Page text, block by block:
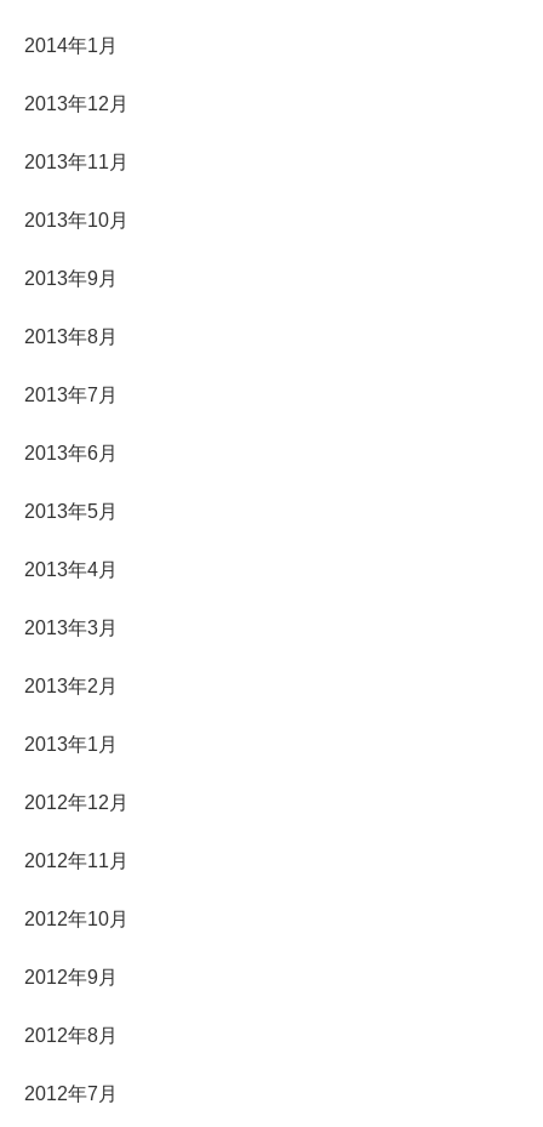
2014年1月
2013年12月
2013年11月
2013年10月
2013年9月
2013年8月
2013年7月
2013年6月
2013年5月
2013年4月
2013年3月
2013年2月
2013年1月
2012年12月
2012年11月
2012年10月
2012年9月
2012年8月
2012年7月